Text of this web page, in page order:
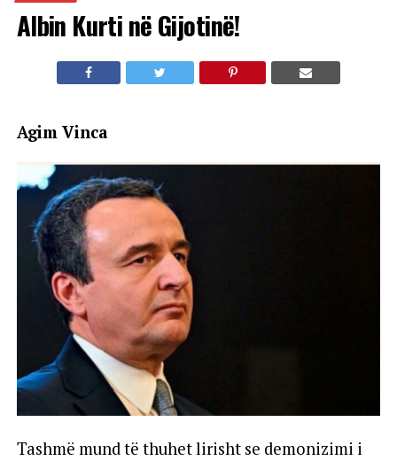
Albin Kurti në Gijotinë!
Agim Vinca
Tashmë mund të thuhet lirisht se demonizimi i